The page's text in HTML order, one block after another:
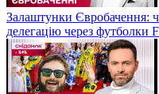
Залаштунки Євробачення:
делегацію через футболки